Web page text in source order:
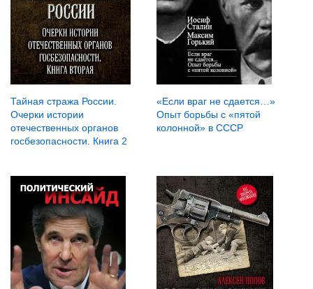
Тайная стража России.
Очерки истории
отечественных органов
госбезопасности. Книга 2
«Если враг не сдается…»
Опыт борьбы с «пятой
колонной» в СССР